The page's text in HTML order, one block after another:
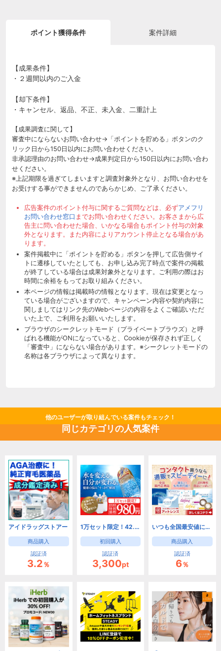
ポイント獲得条件 案件詳細
【成果条件】
・２週間以内のご入金
【却下条件】
・キャンセル、返品、不正、未入金、二重計上
【成果調査に関して】
審査中にならないお問い合わせ→「ポイントを貯める」ボタンのク
リック日から150日以内にお問い合わせください。
非承認理由のお問い合わせ→成果判定日から150日以内にお問い合わ
せください。
※上記期限を過ぎてしまいますと調査対象外となり、お問い合わせを
お受けする事ができませんのであらかじめ、ご了承ください。
広告案件のポイント付与に関するご質問などは、必ずアメフリ
お問い合わせ窓口 までお問い合わせください。お客さまから広
告主に問い合わせた場合、いかなる場合もポイント付与の対象
外となります。また内容によりアカウント停止となる場合があ
ります。
案件掲載中に「ポイントを貯める」ボタンを押して広告側サイ
トに遷移していたとしても、お申し込み完了時点で案件の掲載
が終了している場合は成果対象外となります。ご利用の際はお
時間に余裕をもってお取り組みください。
本ページの情報は掲載時の情報となります。現在は変更となっ
ている場合がございますので、キャンペーン内容や契約内容に
関しましてはリンク先のWebページの内容をよくご確認いただ
いた上で、ご利用をお願いいたします。
ブラウザのシークレットモード（プライベートブラウズ）と呼
ばれる機能がONになっていると、Cookieが保存されず正しく
「審査中」にならない場合があります。※シークレットモードの
名称は各ブラウザによって異なります。
他のユーザーが取り組んでいる案件もチェック！
同じカテゴリの人気案件
アイドラッグストアー
商品購入
認証済
3.2％
1万セット限定！42.2％OFF！海洋深層水「天海の水」3種類お試しセット
初回購入
認証済
3,300pt
いつも全国最安値に挑戦中！【アットレンズ】激安コンタクト販売
商品購入
認証済
6％